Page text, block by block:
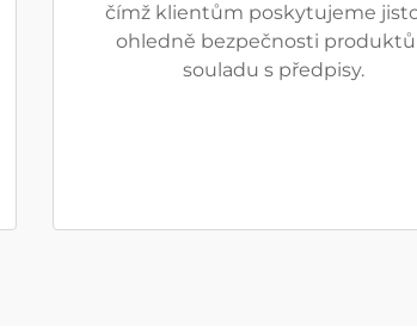
čímž klientům poskytujeme
ohledně bezpečnosti produktů
souladu s předpisy.